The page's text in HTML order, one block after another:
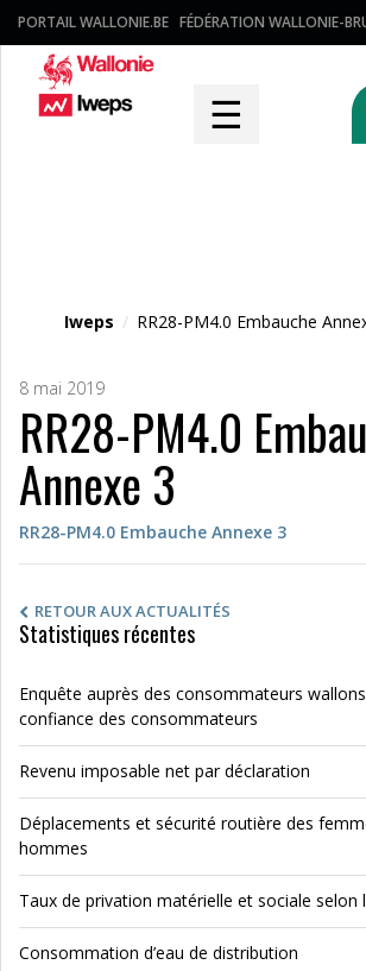
PORTAIL WALLONIE.BE FÉDÉRATION WALLONIE-
☰
Iweps / RR28-PM4.0 Embauche
8 mai 2019
RR28-PM4.0
Annexe 3
RR28-PM4.0 Embauche Annexe 3
RETOUR AUX ACTUALITÉS
Statistiques récentes
Enquête auprès des consommateurs
confiance des consommateurs
Revenu imposable net par déclaration
Déplacements et sécurité routière des
hommes
Taux de privation matérielle et sociale selon
Consommation d’eau de distribution